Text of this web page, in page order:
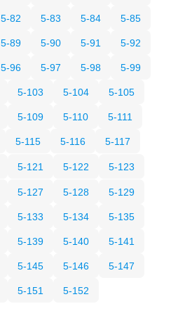
5-82 5-83 5-84 5-85
5-89 5-90 5-91 5-92
5-96 5-97 5-98 5-99
5-103 5-104 5-105
5-109 5-110 5-111
5-115 5-116 5-117
5-121 5-122 5-123
5-127 5-128 5-129
5-133 5-134 5-135
5-139 5-140 5-141
5-145 5-146 5-147
5-151 5-152